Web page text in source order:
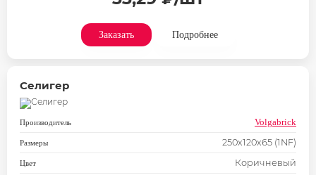
Заказать Подробнее
Селигер
Производитель Volgabrick
Размеры 250х120х65 (1NF)
Цвет Коричневый